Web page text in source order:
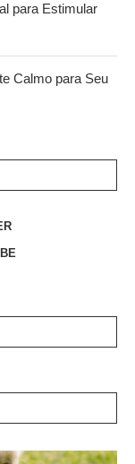
para Estimular
Calmo para Seu